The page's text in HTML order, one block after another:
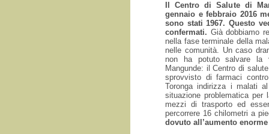
Il Centro di Salute di
gennaio e febbraio 2016
sono stati 1967. Questo
confermati. Già dobbiamo
nella fase terminale della
nelle comunità. Un caso
non ha potuto salvare la
Mangunde: il Centro di
sprovvisto di farmaci
Toronga indirizza i malati
situazione problematica per
mezzi di trasporto ed
percorrere 16 chilometri a
dovuto all’aumento